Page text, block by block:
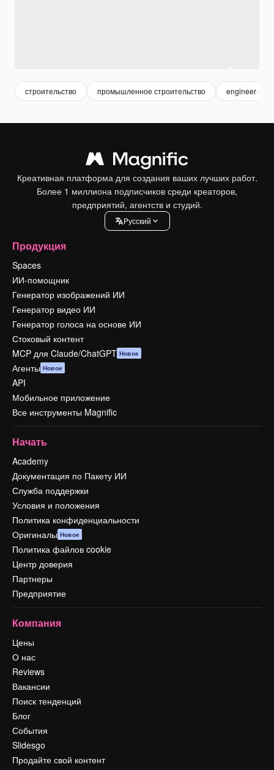
строительство промышленное строительство engineer
Креативная платформа для создания ваших лучших работ.
Более 1 миллиона подписчиков среди креаторов,
предприятий, агентств и студий.
Pусский
Продукция
Spaces
ИИ-помощник
Генератор изображений ИИ
Генератор видео ИИ
Генератор голоса на основе ИИ
Стоковый контент
MCP для Claude/ChatGPT Новое
Агенты Новое
API
Мобильное приложение
Все инструменты Magnific
Начать
Academy
Документация по Пакету ИИ
Служба поддержки
Условия и положения
Политика конфиденциальности
Оригиналы Новое
Политика файлов cookie
Центр доверия
Партнеры
Предприятие
Компания
Цены
О нас
Reviews
Вакансии
Поиск тенденций
Блог
События
Slidesgo
Продайте свой контент